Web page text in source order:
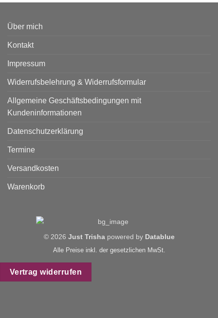
Über mich
Kontakt
Impressum
Widerrufsbelehrung & Widerrufsformular
Allgemeine Geschäftsbedingungen mit
Kundeninformationen
Datenschutzerklärung
Termine
Versandkosten
Warenkorb
© 2026 Just Trishapowered by Datablue
Alle Preise inkl. der gesetzlichen MwSt.
Vertrag widerrufen